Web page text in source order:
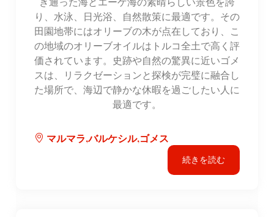
り、水泳、日光浴、自然散策に最適です。その
田園地帯にはオリーブの木が点在しており、こ
の地域のオリーブオイルはトルコ全土で高く評
価されています。史跡や自然の驚異に近いゴメ
スは、リラクゼーションと探検が完璧に融合し
た場所で、海辺で静かな休暇を過ごしたい人に
最適です。
マルマラ,バルケシル,ゴメス
続きを読む